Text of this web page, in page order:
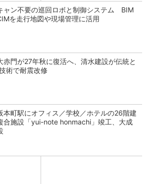
ャン不要の巡回ロボと制御システム BIM
を走行地図や現場管理に活用
赤門が27年秋に復活へ、清水建設が伝統と
術で耐震改修
本町駅にオフィス／学校／ホテルの26階建
合施設「yui-note honmachi」竣工、大成